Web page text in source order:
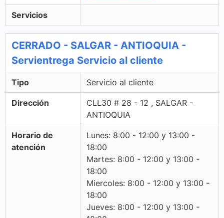
Servicios
CERRADO - SALGAR - ANTIOQUIA -
Servientrega Servicio al cliente
Tipo Servicio al cliente
Dirección
CLL30 # 28 - 12 , SALGAR -
ANTIOQUIA
Horario de
atención
Lunes: 8:00 - 12:00 y 13:00 -
18:00
Martes: 8:00 - 12:00 y 13:00 -
18:00
Miercoles: 8:00 - 12:00 y 13:00 -
18:00
Jueves: 8:00 - 12:00 y 13:00 -